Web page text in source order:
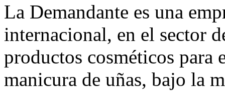
La Demandante es una
internacional, en el sector
productos cosméticos para
manicura de uñas, bajo la